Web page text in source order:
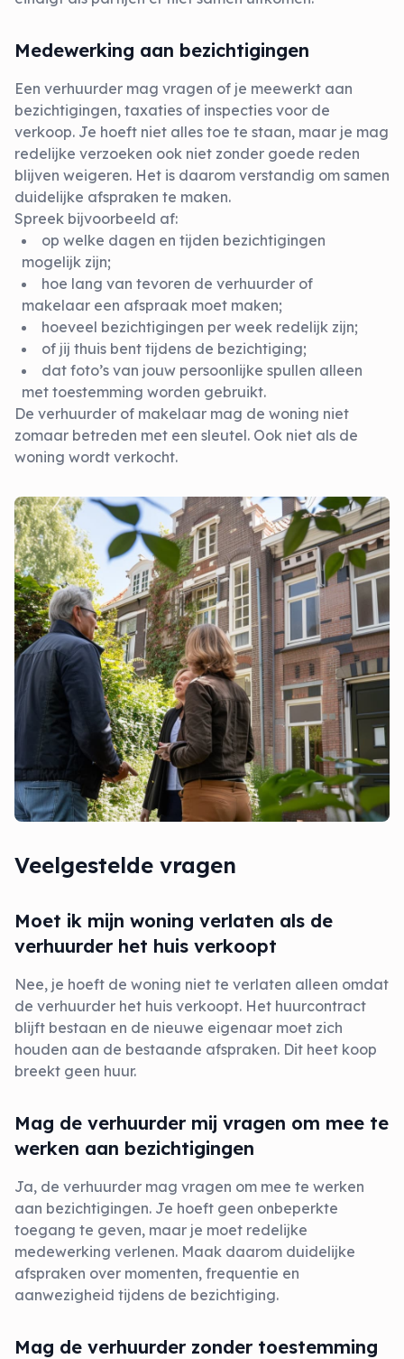
Medewerking aan bezichtigingen
Een verhuurder mag vragen of je meewerkt aan
bezichtigingen, taxaties of inspecties voor de
verkoop. Je hoeft niet alles toe te staan, maar je mag
redelijke verzoeken ook niet zonder goede reden
blijven weigeren. Het is daarom verstandig om samen
duidelijke afspraken te maken.
Spreek bijvoorbeeld af:
op welke dagen en tijden bezichtigingen
mogelijk zijn;
hoe lang van tevoren de verhuurder of
makelaar een afspraak moet maken;
hoeveel bezichtigingen per week redelijk zijn;
of jij thuis bent tijdens de bezichtiging;
dat foto’s van jouw persoonlijke spullen alleen
met toestemming worden gebruikt.
De verhuurder of makelaar mag de woning niet
zomaar betreden met een sleutel. Ook niet als de
woning wordt verkocht.
Veelgestelde vragen
Moet ik mijn woning verlaten als de
verhuurder het huis verkoopt
Nee, je hoeft de woning niet te verlaten alleen omdat
de verhuurder het huis verkoopt. Het huurcontract
blijft bestaan en de nieuwe eigenaar moet zich
houden aan de bestaande afspraken. Dit heet koop
breekt geen huur.
Mag de verhuurder mij vragen om mee te
werken aan bezichtigingen
Ja, de verhuurder mag vragen om mee te werken
aan bezichtigingen. Je hoeft geen onbeperkte
toegang te geven, maar je moet redelijke
medewerking verlenen. Maak daarom duidelijke
afspraken over momenten, frequentie en
aanwezigheid tijdens de bezichtiging.
Mag de verhuurder zonder toestemming